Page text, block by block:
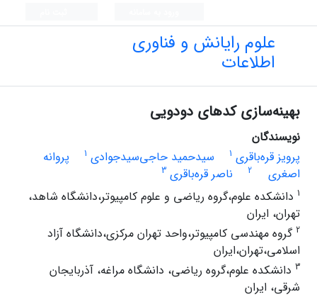
علوم رایانش و فناوری
اطلاعات
بهینه‌سازی کدهای دودویی
نویسندگان
پرویز قره‌باقری 1 سیدحمید حاجی‌سیدجوادی 1
پروانه
اصغری
2 ناصر قره‌باقری 3
1 دانشکده علوم،گروه ریاضی و علوم کامپیوتر،دانشگاه شاهد،
تهران، ایران
2 گروه مهندسی کامپیوتر،واحد تهران مرکزی،دانشگاه آزاد
اسلامی،تهران،ایران
3 دانشکده علوم،گروه ریاضی، دانشگاه مراغه، آذربایجان
شرقی، ایران